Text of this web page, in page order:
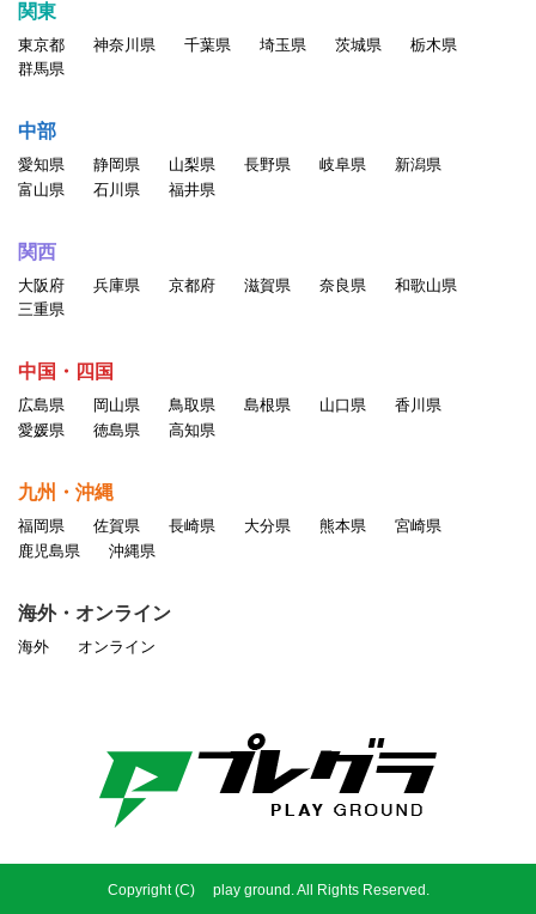
関東
東京都 神奈川県 千葉県 埼玉県 茨城県
栃木県
群馬県
中部
愛知県 静岡県 山梨県 長野県 岐阜県
新潟県
富山県
石川県 福井県
関西
大阪府 兵庫県 京都府 滋賀県 奈良県
和歌山県
三重県
中国・四国
広島県 岡山県 鳥取県 島根県 山口県
香川県
愛媛県
徳島県 高知県
九州・沖縄
福岡県 佐賀県 長崎県 大分県 熊本県
宮崎県
鹿児島県
沖縄県
海外・オンライン
海外 オンライン
Copyright (C) play ground. All Rights Reserved.